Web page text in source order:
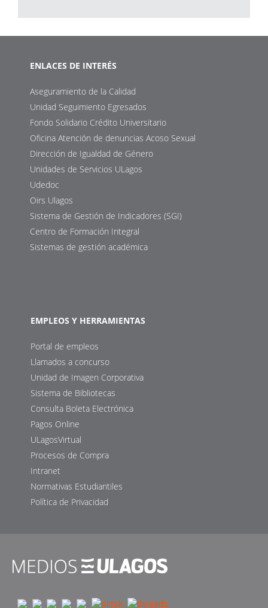
ENLACES DE INTERÉS
Aseguramiento de la Calidad
Unidad Seguimiento Egresados
Fondo Solidario Crédito Universitario
Oficina Atención de denuncias Acoso Sexual
Dirección de Igualdad de Género
Unidades de Servicios ULagos
Udedoc
Oirs Ulagos
Sistema de Gestión de Indicadores (SGI)
Centro de Formación Integral
Sistemas de gestión académica
EMPLEOS Y HERRAMIENTAS
Portal de empleos
Llamados a concurso
Unidad de Imagen Corporativa
Sistema de Bibliotecas
Consulta Boleta Electrónica
Pagos Online
ULagosVirtual
Procesos de Compra
Intranet
Normativas Estudiantiles
Política de Privacidad